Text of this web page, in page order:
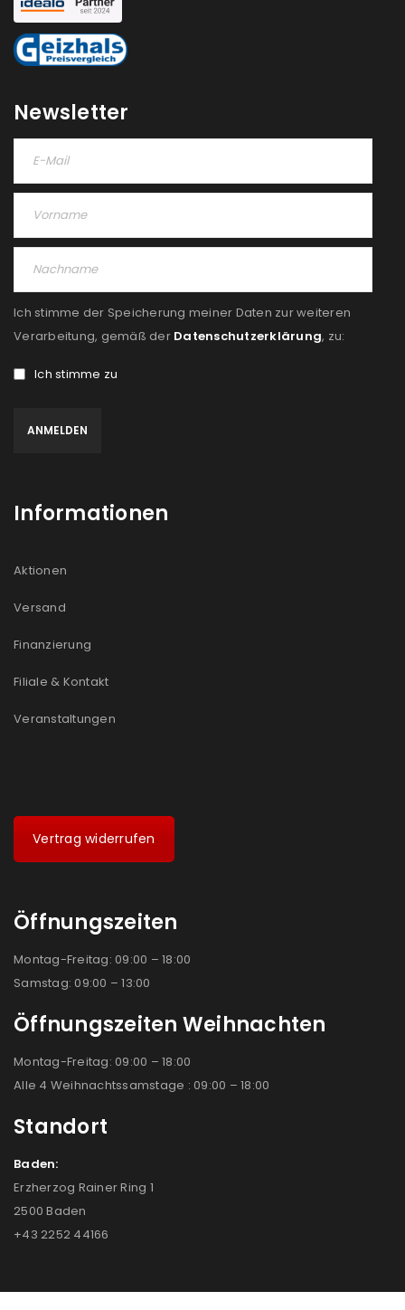
Newsletter
Ich stimme der Speicherung meiner Daten zur weiteren
Verarbeitung, gemäß der Datenschutzerklärung, zu:
Ich stimme zu
Informationen
Aktionen
Versand
Finanzierung
Filiale & Kontakt
Veranstaltungen
Vertrag widerrufen
Öffnungszeiten
Montag-Freitag: 09:00 – 18:00
Samstag: 09:00 – 13:00
Öffnungszeiten Weihnachten
Montag-Freitag: 09:00 – 18:00
Alle 4 Weihnachtssamstage : 09:00 – 18:00
Standort
Baden:
Erzherzog Rainer Ring 1
2500 Baden
+43 2252 44166